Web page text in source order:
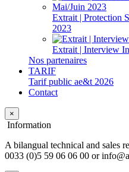
Extrait | Protection
2023
Extrait | Interview
Nos partenaires
TARIF
Tarif public ae&t 2026
Contact
×
Information
A bilangual technical and sales
0033 (0)5 59 06 06 00 or